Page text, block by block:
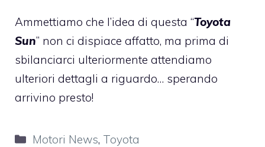
Ammettiamo che l’idea di questa “Toyota
Sun” non ci dispiace affatto, ma prima di
sbilanciarci ulteriormente attendiamo
ulteriori dettagli a riguardo… sperando
arrivino presto!
Categorie
Motori News, Toyota